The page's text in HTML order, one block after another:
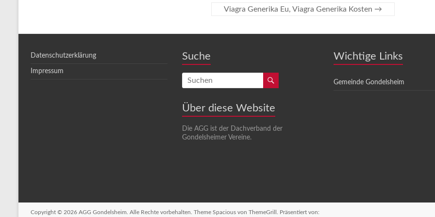
Viagra Generika Eu, Viagra Generika Kosten →
Datenschutzerklärung
Impressum
Suche
Über diese Website
Die AGG ist der Dachverband der
Gondelsheimer Vereine.
Wichtige Links
Gemeinde Gondelsheim
Copyright © 2026 AGG Gondelsheim . Alle Rechte vorbehalten. Theme Spacious von ThemeGrill. Präsentiert von: